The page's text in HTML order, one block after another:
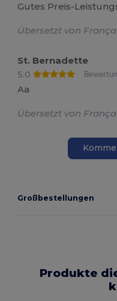
Gutes Preis-
Übersetzt von
St. Bernadette
5.0
Aa
Übersetzt von
Großbestellungen
Produkte